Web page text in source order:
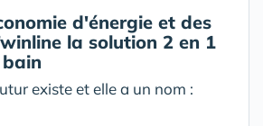
d'énergie et des
la solution 2 en 1
existe et elle a un nom :